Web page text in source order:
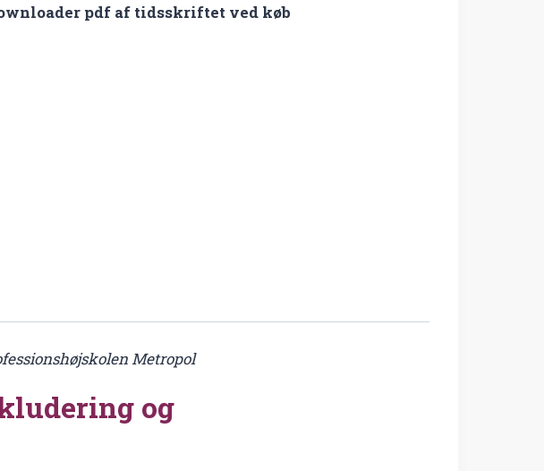
pdf af tidsskriftet ved køb
Metropol
og